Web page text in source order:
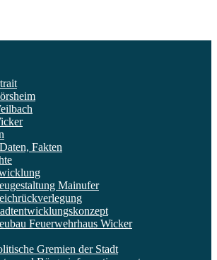
Fakten
Mainufer
Feuerwehrhaus Wicker
Gremien der Stadt